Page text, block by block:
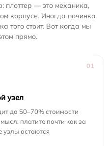
плоттер — это механика,
корпусе. Иногда починка
того стоит. Вот когда мы
прямо.
01
узел
до 50–70% стоимости
платите почти как за
узлы остаются